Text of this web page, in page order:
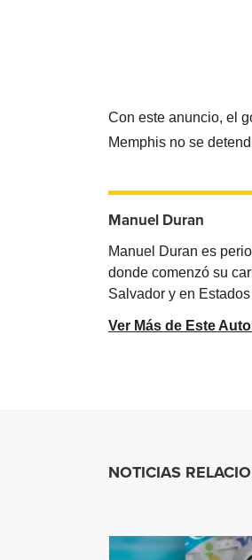
Con este anuncio, el
Memphis no se
Manuel Duran
Manuel Duran es
donde comenzó su
Salvador y en
Ver Más de Este
NOTICIAS